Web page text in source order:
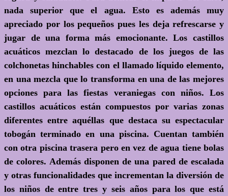
nada superior que el agua. Esto es además muy
apreciado por los pequeños pues les deja refrescarse y
jugar de una forma más emocionante. Los castillos
acuáticos mezclan lo destacado de los juegos de las
colchonetas hinchables con el llamado líquido elemento,
en una mezcla que lo transforma en una de las mejores
opciones para las fiestas veraniegas con niños. Los
castillos acuáticos están compuestos por varias zonas
diferentes entre aquéllas que destaca su espectacular
tobogán terminado en una piscina. Cuentan también
con otra piscina trasera pero en vez de agua tiene bolas
de colores. Además disponen de una pared de escalada
y otras funcionalidades que incrementan la diversión de
los niños de entre tres y seis años para los que está